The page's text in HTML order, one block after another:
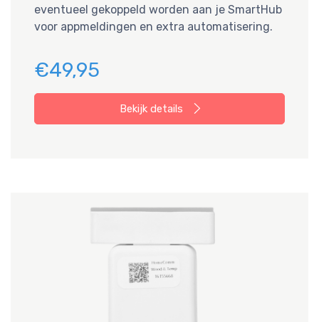
eventueel gekoppeld worden aan je SmartHub
voor appmeldingen en extra automatisering.
€49,95
Bekijk details